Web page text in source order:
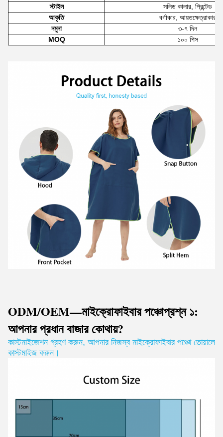
স্টাইল
সলিড কালার, প্রিন্টেড
আকৃতি
বর্গাকার, আয়তক্ষেত্রাকার
নমুনা
৩-৭ দিন
MOQ
১০০ পিস
ODM/OEM—মাইক্রোফাইবার পঞ্চোপ্রশ্ন ১:
আপনার প্রধান বাজার কোথায়?
কাস্টমাইজেশন গ্রহণ করুন, আপনার নিজস্ব মাইক্রোফাইবার পঞ্চো তোয়ালে
কাস্টমাইজ করুন।